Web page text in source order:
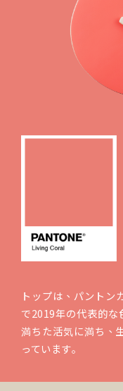
トップは、パントン
で2019年の代表的な
満ちた活気に満ち、
っています｡